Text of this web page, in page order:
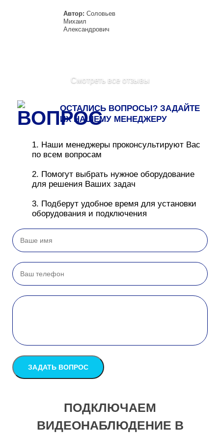
Автор: Соловьев
Михаил
Александрович
Смотреть все отзывы
ОСТАЛИСЬ ВОПРОСЫ? ЗАДАЙТЕ
ИХ НАШЕМУ МЕНЕДЖЕРУ
1. Наши менеджеры проконсультируют Вас
по всем вопросам
2. Помогут выбрать нужное оборудование
для решения Ваших задач
3. Подберут удобное время для установки
оборудования и подключения
ПОДКЛЮЧАЕМ
ВИДЕОНАБЛЮДЕНИЕ В